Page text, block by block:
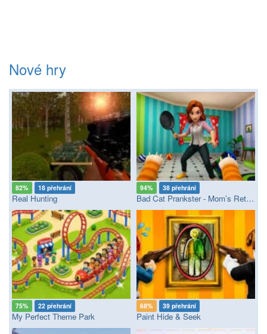
Nové hry
82% 18 přehrání
Real Hunting
94% 38 přehrání
Bad Cat Prankster - Mom’s Return
75% 22 přehrání
My Perfect Theme Park
68% 39 přehrání
Paint Hide & Seek